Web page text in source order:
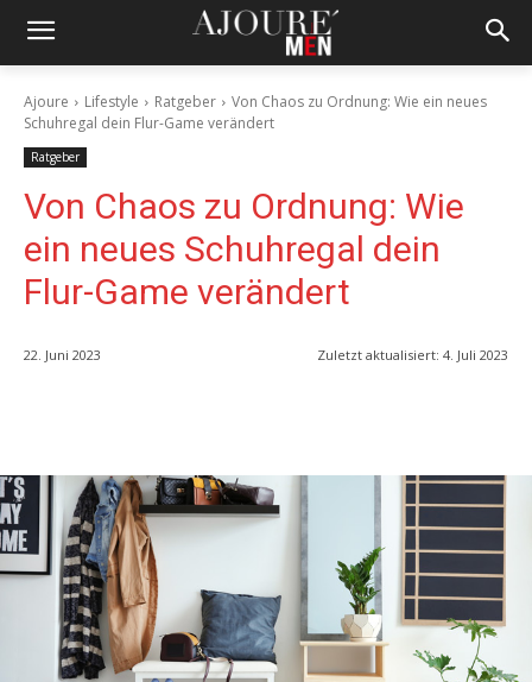
Ajoure Lifestyle Ratgeber
Von Chaos zu Ordnung: Wie ein neues
Schuhregal dein Flur-Game verändert
Ratgeber
Von Chaos zu Ordnung: Wie
ein neues Schuhregal dein
Flur-Game verändert
22. Juni 2023 Zuletzt aktualisiert: 4. Juli 2023